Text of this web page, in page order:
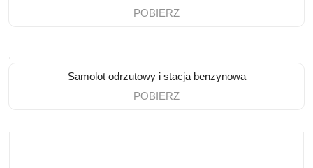
POBIERZ
Samolot odrzutowy i stacja benzynowa
POBIERZ